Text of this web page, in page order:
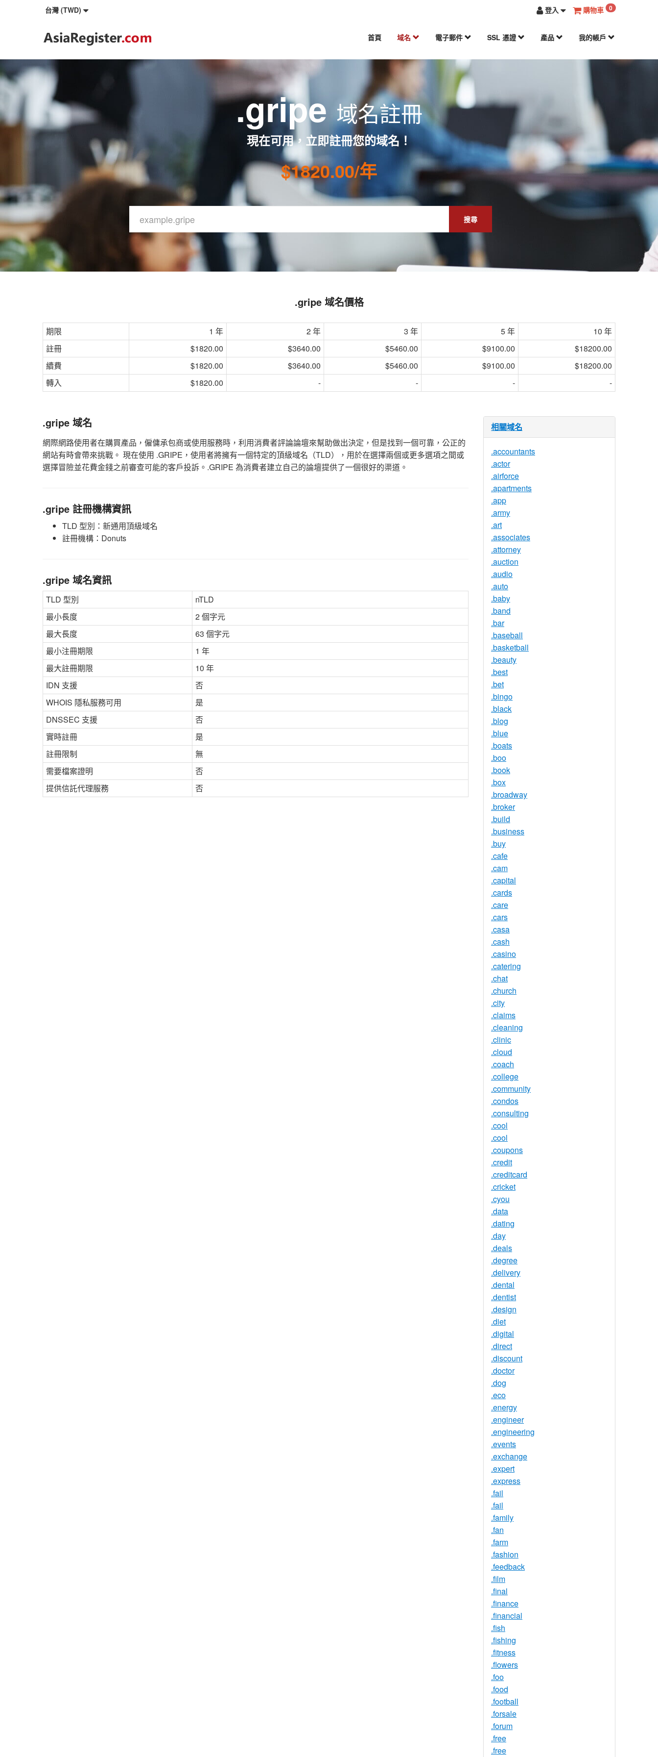
台灣 (TWD) 登入 購物車 0
首頁 域名 電子郵件 SSL 憑證 產品 我的帳戶
.gripe域名註冊
現在可用，立即註冊您的域名！
$1820.00/年
搜尋
.gripe 域名價格
期限 1 年 2 年 3 年 5 年
10 年
註冊
$1820.00 $3640.00 $5460.00 $9100.00
$18200.00
續費
$1820.00 $3640.00 $5460.00 $9100.00
$18200.00
轉入
$1820.00 - - - -
.gripe 域名
網際網路使用者在購買產品，僱傭承包商或使用服務時，利用消費者評論論壇來幫助做出決定，但是找到一個可靠，公正的
網站有時會帶來挑戰。 現在使用 .GRIPE，使用者將擁有一個特定的頂級域名（TLD），用於在選擇兩個或更多選項之間或
選擇冒險並花費金錢之前審查可能的客戶投訴。.GRIPE 為消費者建立自己的論壇提供了一個很好的渠道。
.gripe 註冊機構資訊
TLD 型別：新通用頂級域名
註冊機構：Donuts
.gripe 域名資訊
TLD 型別
nTLD
最小長度
2 個字元
最大長度
63 個字元
最小注冊期限
1 年
最大註冊期限
10 年
IDN 支援
否
WHOIS 隱私服務可用
是
DNSSEC 支援
否
實時註冊
是
註冊限制
無
需要檔案證明
否
提供信託代理服務
否
相關域名
.accountants
.actor
.airforce
.apartments
.app
.army
.art
.associates
.attorney
.auction
.audio
.auto
.baby
.band
.bar
.baseball
.basketball
.beauty
.best
.bet
.bingo
.black
.blog
.blue
.boats
.boo
.book
.box
.broadway
.broker
.build
.business
.buy
.cafe
.cam
.capital
.cards
.care
.cars
.casa
.cash
.casino
.catering
.chat
.church
.city
.claims
.cleaning
.clinic
.cloud
.coach
.college
.community
.condos
.consulting
.cool
.cool
.coupons
.credit
.creditcard
.cricket
.cyou
.data
.dating
.day
.deals
.degree
.delivery
.dental
.dentist
.design
.diet
.digital
.direct
.discount
.doctor
.dog
.eco
.energy
.engineer
.engineering
.events
.exchange
.expert
.express
.fail
.fail
.family
.fan
.farm
.fashion
.feedback
.film
.final
.finance
.financial
.fish
.fishing
.fitness
.flowers
.foo
.food
.football
.forsale
.forum
.free
.free